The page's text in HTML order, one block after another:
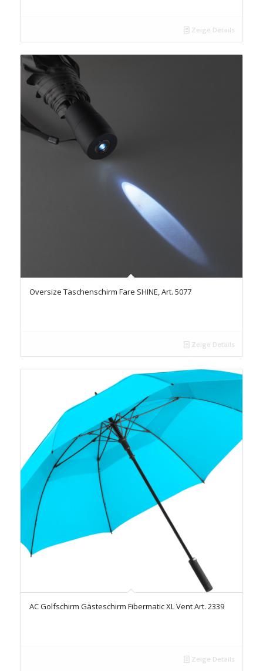
Zeige Details
Oversize Taschenschirm Fare SHINE, Art. 5077
Zeige Details
AC Golfschirm Gästeschirm Fibermatic XL Vent Art. 2339
Zeige Details